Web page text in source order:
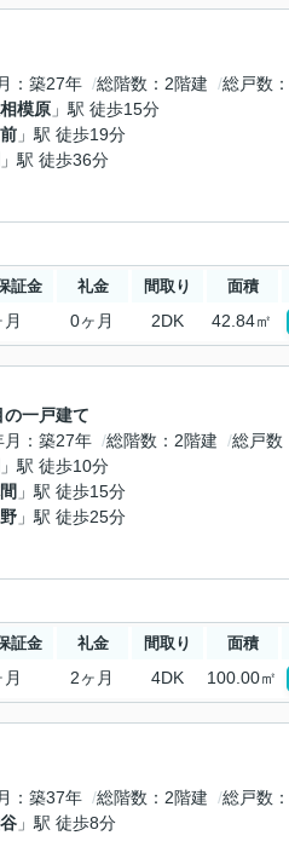
築27年 総階数 2階建 総戸数
模原 」駅 徒歩15分
」駅 徒歩19分
」駅 徒歩36分
証金 礼金 間取り 面積
0ヶ月 2DK 42.84㎡
一戸建て
築27年 総階数 2階建 総戸数
」駅 徒歩10分
」駅 徒歩15分
」駅 徒歩25分
証金 礼金 間取り 面積
2ヶ月 4DK 100.00㎡
築37年 総階数 2階建 総戸数
」駅 徒歩8分